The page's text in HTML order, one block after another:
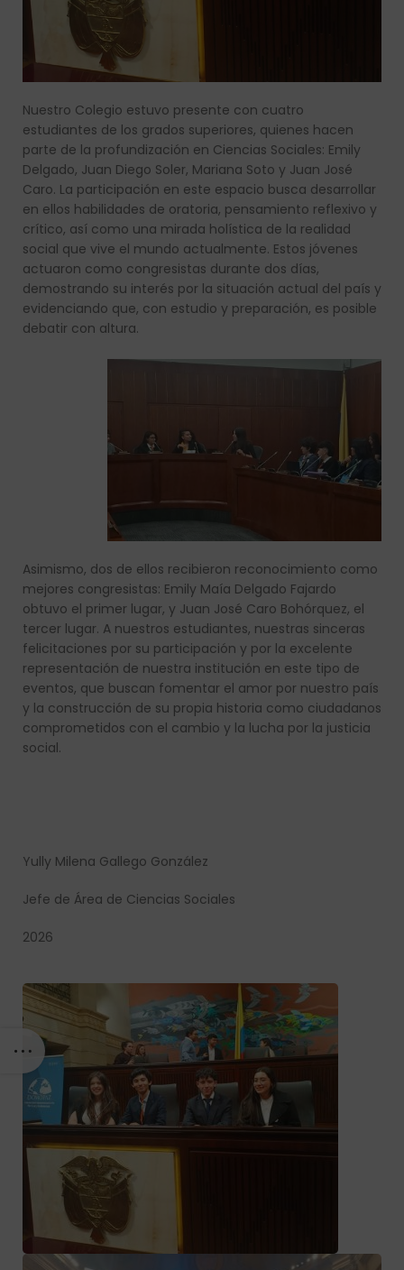
Nuestro Colegio estuvo presente con cuatro
estudiantes de los grados superiores, quienes hacen
parte de la profundización en Ciencias Sociales: Emily
Delgado, Juan Diego Soler, Mariana Soto y Juan José
Caro. La participación en este espacio busca desarrollar
en ellos habilidades de oratoria, pensamiento reflexivo y
crítico, así como una mirada holística de la realidad
social que vive el mundo actualmente. Estos jóvenes
actuaron como congresistas durante dos días,
demostrando su interés por la situación actual del país y
evidenciando que, con estudio y preparación, es posible
debatir con altura.
Asimismo, dos de ellos recibieron reconocimiento como
mejores congresistas: Emily Maía Delgado Fajardo
obtuvo el primer lugar, y Juan José Caro Bohórquez, el
tercer lugar. A nuestros estudiantes, nuestras sinceras
felicitaciones por su participación y por la excelente
representación de nuestra institución en este tipo de
eventos, que buscan fomentar el amor por nuestro país
y la construcción de su propia historia como ciudadanos
comprometidos con el cambio y la lucha por la justicia
social.
Yully Milena Gallego González
Jefe de Área de Ciencias Sociales
2026